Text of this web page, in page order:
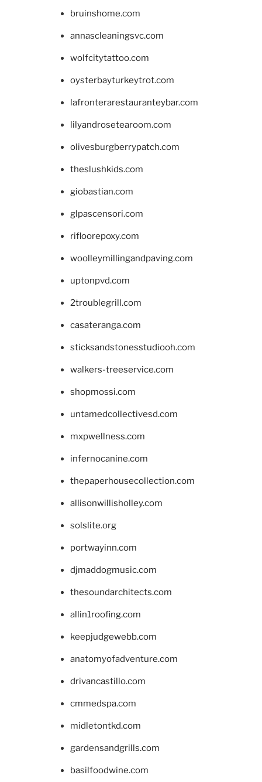
bruinshome.com
annascleaningsvc.com
wolfcitytattoo.com
oysterbayturkeytrot.com
lafronterarestauranteybar.com
lilyandrosetearoom.com
olivesburgberrypatch.com
theslushkids.com
giobastian.com
glpascensori.com
rifloorepoxy.com
woolleymillingandpaving.com
uptonpvd.com
2troublegrill.com
casateranga.com
sticksandstonesstudiooh.com
walkers-treeservice.com
shopmossi.com
untamedcollectivesd.com
mxpwellness.com
infernocanine.com
thepaperhousecollection.com
allisonwillisholley.com
solslite.org
portwayinn.com
djmaddogmusic.com
thesoundarchitects.com
allin1roofing.com
keepjudgewebb.com
anatomyofadventure.com
drivancastillo.com
cmmedspa.com
midletontkd.com
gardensandgrills.com
basilfoodwine.com